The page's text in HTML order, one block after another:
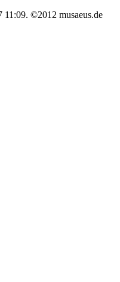
©2012 musaeus.de